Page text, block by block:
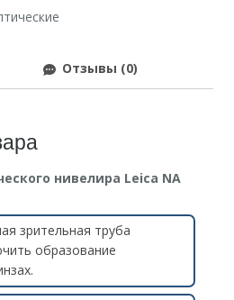
Отзывы (0)
нивелира Leica NA
зрительная труба
образование